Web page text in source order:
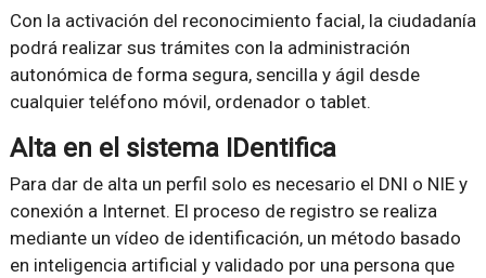
Con la activación del reconocimiento facial, la ciudadanía
podrá realizar sus trámites con la administración
autonómica de forma segura, sencilla y ágil desde
cualquier teléfono móvil, ordenador o tablet.
Alta en el sistema IDentifica
Para dar de alta un perfil solo es necesario el DNI o NIE y
conexión a Internet. El proceso de registro se realiza
mediante un vídeo de identificación, un método basado
en inteligencia artificial y validado por una persona que